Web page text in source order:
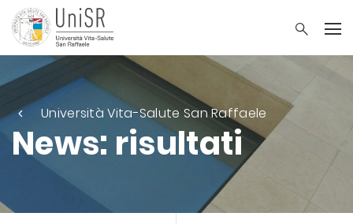
Università Vita-Salute San Raffaele
News: risultati